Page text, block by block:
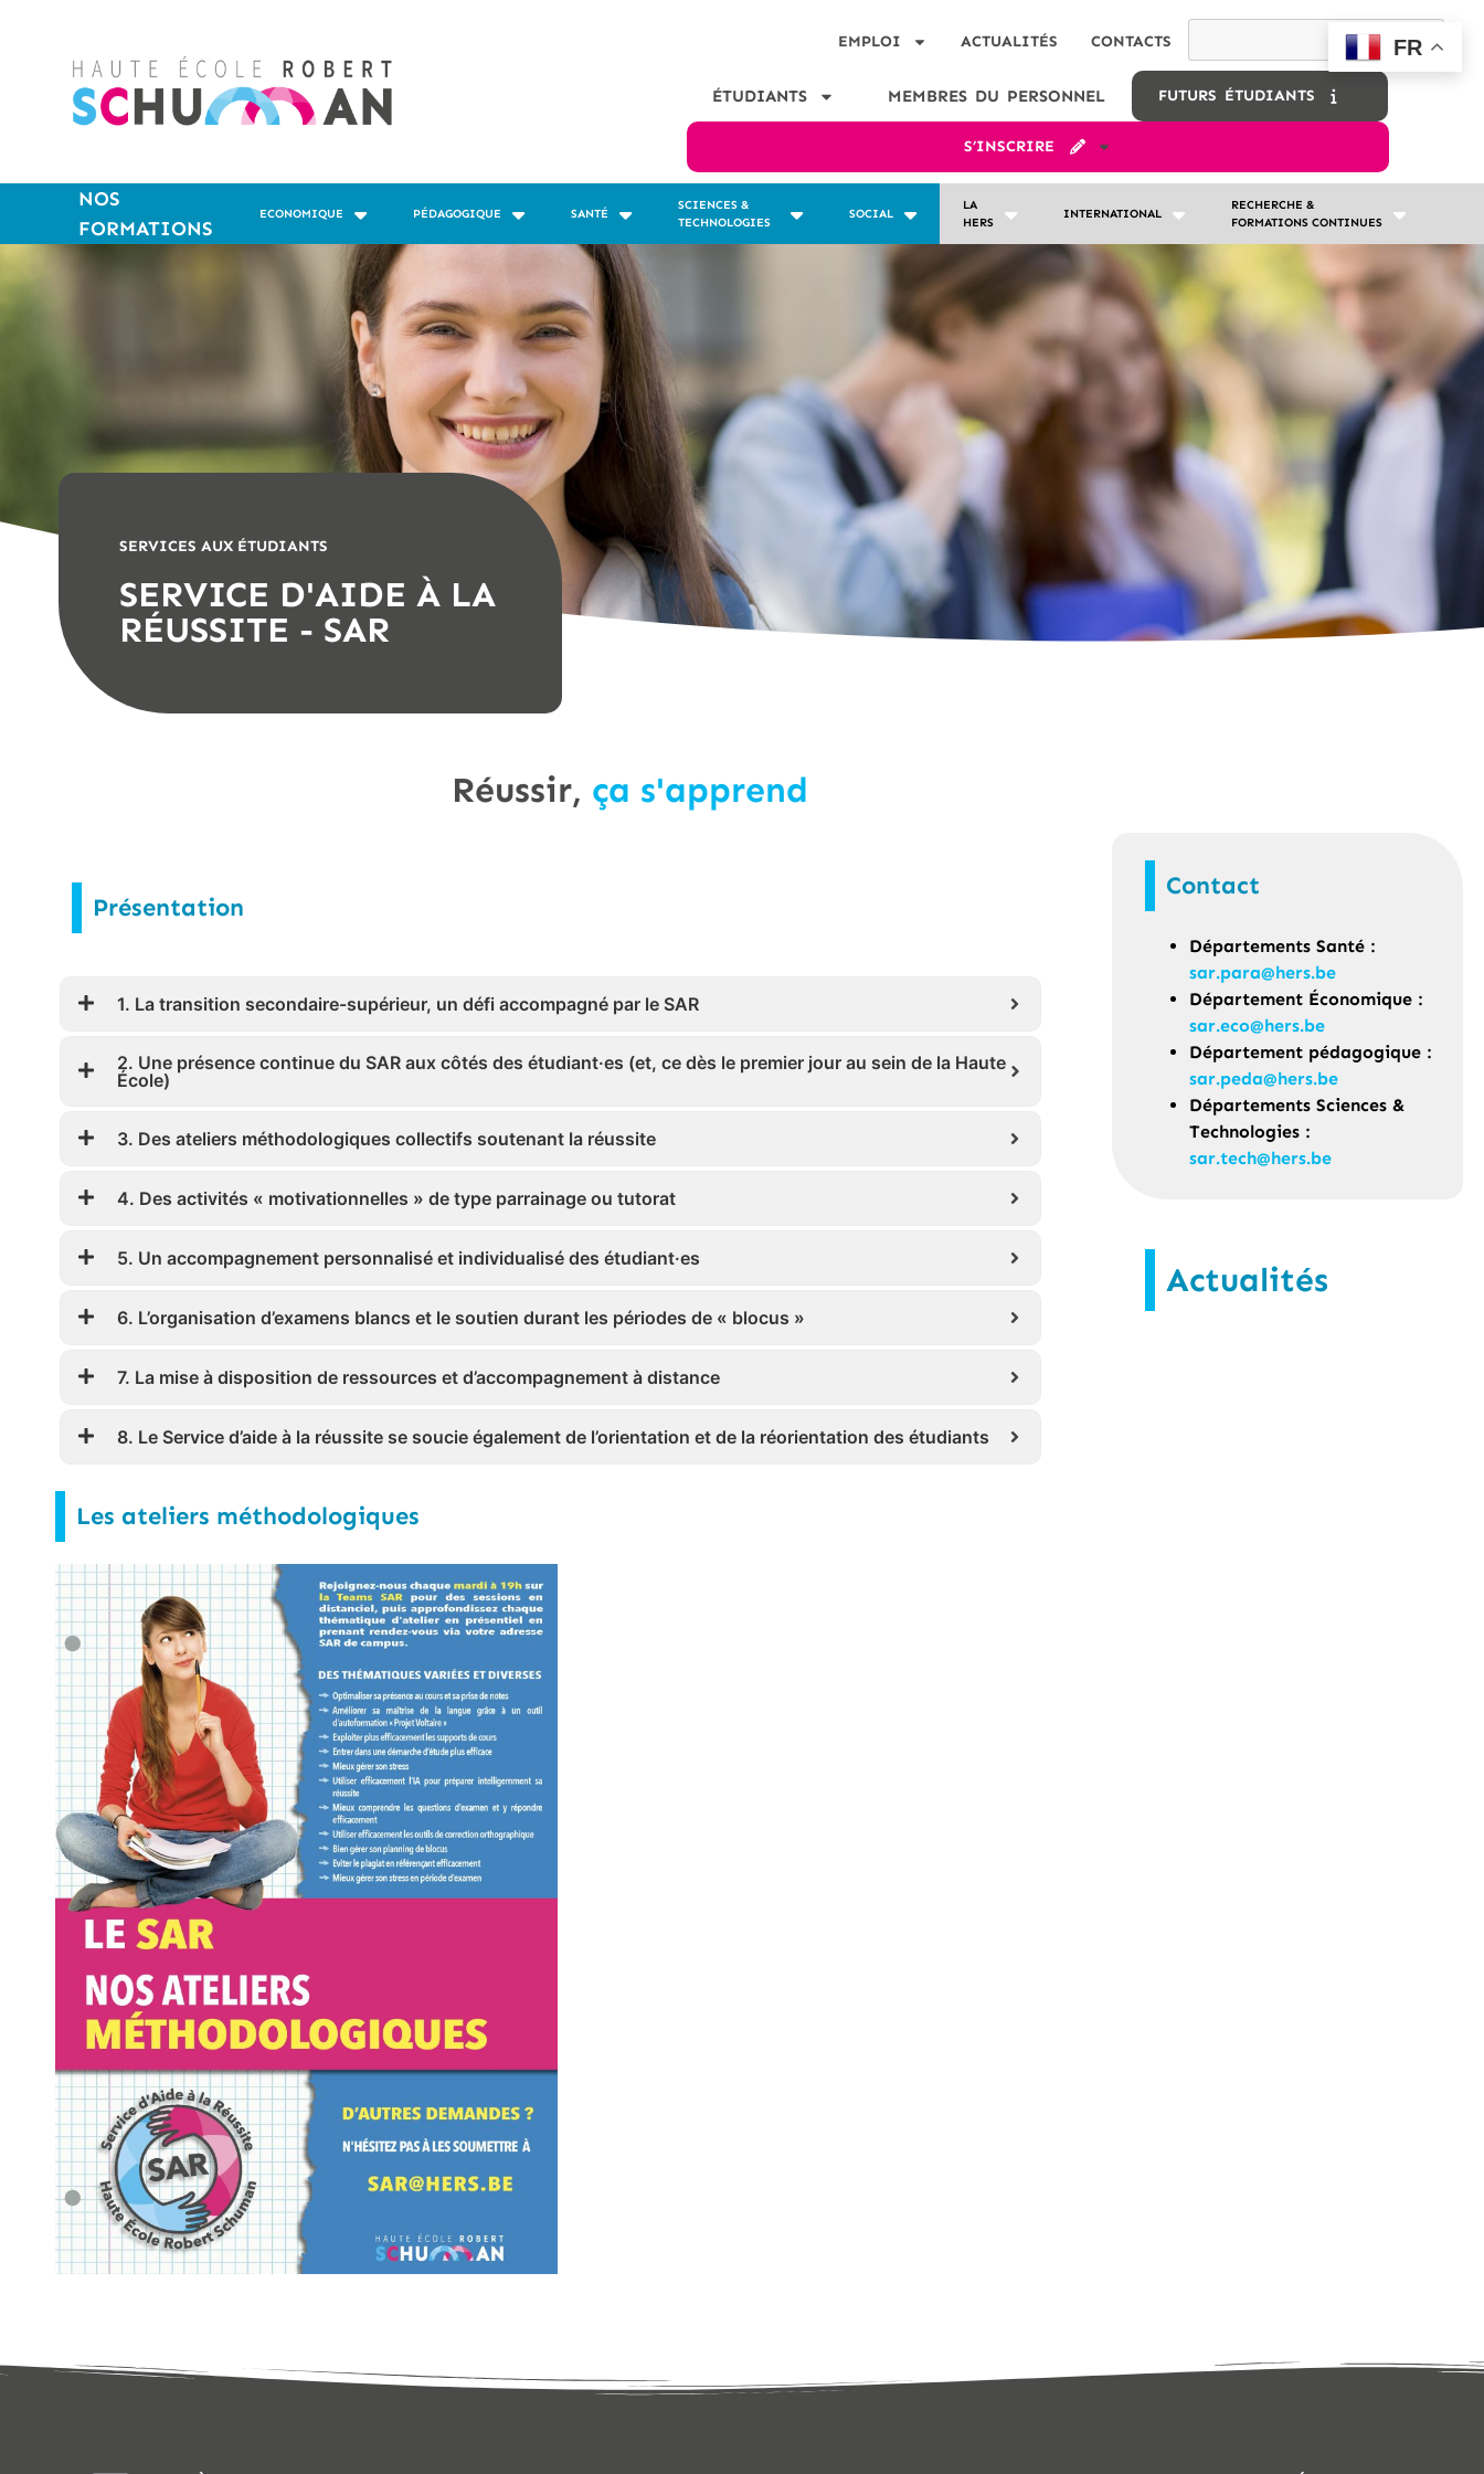
EMPLOI ACTUALITÉS CONTACTS
ÉTUDIANTS MEMBRES DU PERSONNEL FUTURS ÉTUDIANTS
S’INSCRIRE
NOS
FORMATIONS
ECONOMIQUE PÉDAGOGIQUE SANTÉ
SCIENCES &
TECHNOLOGIES
SOCIAL
LA
HERS
INTERNATIONAL
RECHERCHE &
FORMATIONS CONTINUES
SERVICES AUX ÉTUDIANTS
SERVICE D'AIDE À LA
RÉUSSITE - SAR
Réussir, ça s'apprend
Présentation
1. La transition secondaire-supérieur, un défi accompagné par le SAR
2. Une présence continue du SAR aux côtés des étudiant·es (et, ce dès le premier jour au sein de la Haute
École)
3. Des ateliers méthodologiques collectifs soutenant la réussite
4. Des activités « motivationnelles » de type parrainage ou tutorat
5. Un accompagnement personnalisé et individualisé des étudiant·es
6. L’organisation d’examens blancs et le soutien durant les périodes de « blocus »
7. La mise à disposition de ressources et d’accompagnement à distance
8. Le Service d’aide à la réussite se soucie également de l’orientation et de la réorientation des étudiants
Les ateliers méthodologiques
Contact
Départements Santé :
sar.para@hers.be
Département Économique :
sar.eco@hers.be
Département pédagogique :
sar.peda@hers.be
Départements Sciences &
Technologies :
sar.tech@hers.be
Actualités
FR